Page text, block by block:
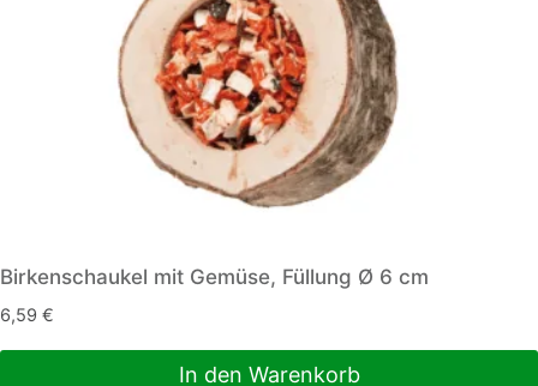
Birkenschaukel mit Gemüse, Füllung Ø 6 cm
6,59 €
In den Warenkorb